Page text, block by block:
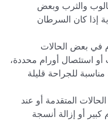
والثرب وبعض
إذا كان السرطان
في بعض الحالات
استئصال أورام محددة،
للجراحة قليلة
المتقدمة أو عند
أو إزالة أنسجة